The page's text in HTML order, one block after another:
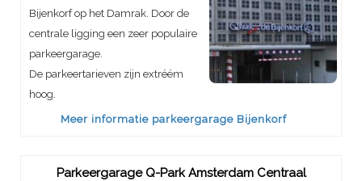
Bijenkorf op het Damrak. Door de
centrale ligging een zeer populaire
parkeergarage.
De parkeertarieven zijn extréém
hoog.
Meer informatie parkeergarage Bijenkorf
Parkeergarage Q-Park Amsterdam Centraal